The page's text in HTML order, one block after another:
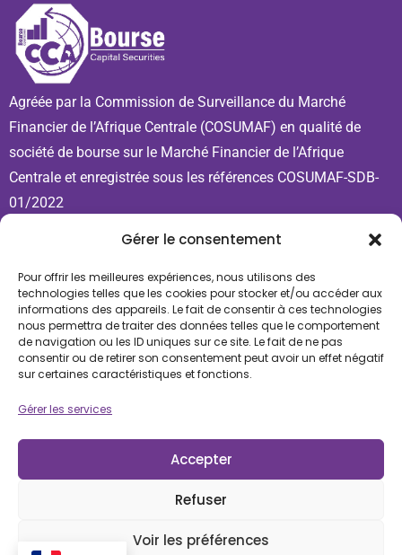
Gérer le consentement
Pour offrir les meilleures expériences, nous utilisons des
technologies telles que les cookies pour stocker et/ou accéder aux
informations des appareils. Le fait de consentir à ces technologies
nous permettra de traiter des données telles que le comportement
de navigation ou les ID uniques sur ce site. Le fait de ne pas
consentir ou de retirer son consentement peut avoir un effet négatif
sur certaines caractéristiques et fonctions.
Gérer les services
Accepter
Refuser
Voir les préférences
Agréée par la Commission de Surveillance du Marché
Financier de l’Afrique Centrale (COSUMAF) en qualité de
société de bourse sur le Marché Financier de l’Afrique
Centrale et enregistrée sous les références COSUMAF-SDB-
01/2022
+237 689 571 443
+237 621 798 020
ccabourse@cca-bank.com
Douala, immeuble CCA Bank, Bonandjo. BP: 30804
Douala
Nos réseaux
Politique de confidentialité